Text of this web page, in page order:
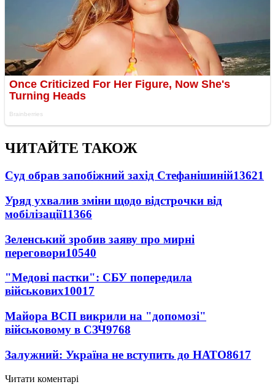
ЧИТАЙТЕ ТАКОЖ
Суд обрав запобіжний захід Стефанішиній13621
Уряд ухвалив зміни щодо відстрочки від
мобілізації11366
Зеленський зробив заяву про мирні
переговори10540
"Медові пастки": СБУ попередила
військових10017
Майора ВСП викрили на "допомозі"
військовому в СЗЧ9768
Залужний: Україна не вступить до НАТО8617
Читати коментарі